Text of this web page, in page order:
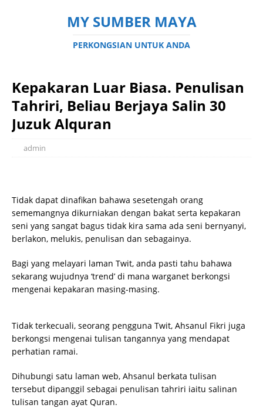
MY SUMBER MAYA
PERKONGSIAN UNTUK ANDA
Kepakaran Luar Biasa. Penulisan
Tahriri, Beliau Berjaya Salin 30
Juzuk Alquran
admin
Tidak dapat dinafikan bahawa sesetengah orang
sememangnya dikurniakan dengan bakat serta kepakaran
seni yang sangat bagus tidak kira sama ada seni bernyanyi,
berlakon, melukis, penulisan dan sebagainya.
Bagi yang melayari laman Twit, anda pasti tahu bahawa
sekarang wujudnya ‘trend’ di mana warganet berkongsi
mengenai kepakaran masing-masing.
Tidak terkecuali, seorang pengguna Twit, Ahsanul Fikri juga
berkongsi mengenai tulisan tangannya yang mendapat
perhatian ramai.
Dihubungi satu laman web, Ahsanul berkata tulisan
tersebut dipanggil sebagai penulisan tahriri iaitu salinan
tulisan tangan ayat Quran.